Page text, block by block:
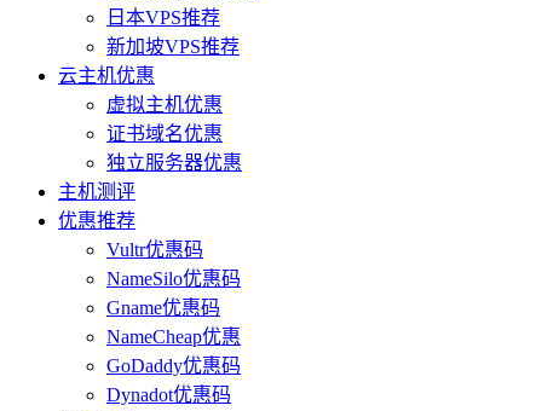
日本VPS推荐
新加坡VPS推荐
云主机优惠
虚拟主机优惠
证书域名优惠
独立服务器优惠
主机测评
优惠推荐
Vultr优惠码
NameSilo优惠码
Gname优惠码
NameCheap优惠
GoDaddy优惠码
Dynadot优惠码